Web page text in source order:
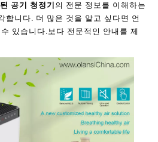
공기 청정기의 전문 정보를 이해하는
합니다. 더 많은 것을 알고 싶다면 언
있습니다.보다 전문적인 안내를 제